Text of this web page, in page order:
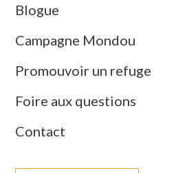
Blogue
Campagne Mondou
Promouvoir un refuge
Foire aux questions
Contact